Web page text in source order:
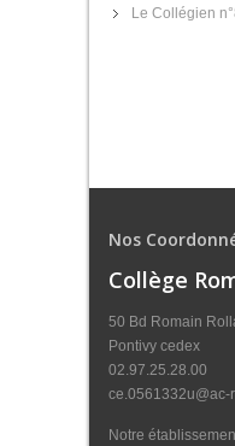
Le Collégien
Nos
Collège
50 Bd Romain
Pontivy cedex
02.97.25.28.00
ce.0561332u@ac-
Notre